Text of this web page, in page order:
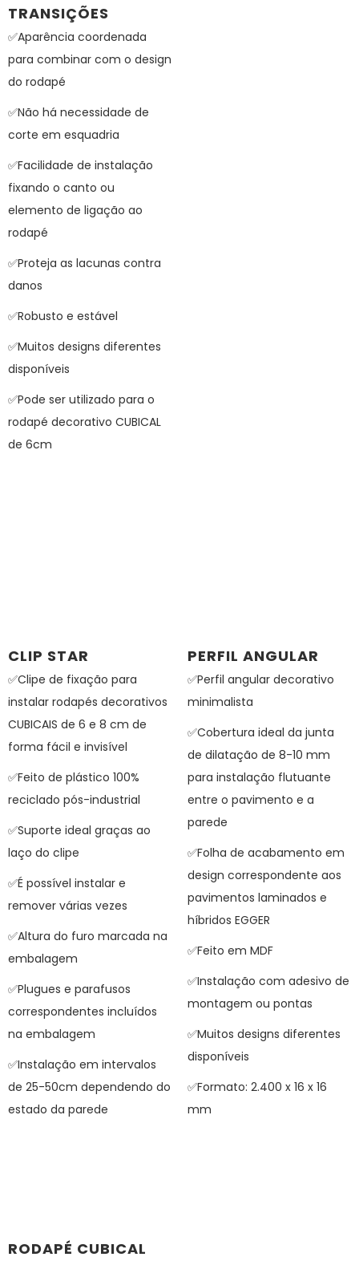
TRANSIÇÕES
✅Aparência coordenada
para combinar com o design
do rodapé
✅Não há necessidade de
corte em esquadria
✅Facilidade de instalação
fixando o canto ou
elemento de ligação ao
rodapé
✅Proteja as lacunas contra
danos
✅Robusto e estável
✅Muitos designs diferentes
disponíveis
✅Pode ser utilizado para o
rodapé decorativo CUBICAL
de 6cm
CLIP STAR
✅Clipe de fixação para
instalar rodapés decorativos
CUBICAIS de 6 e 8 cm de
forma fácil e invisível
✅Feito de plástico 100%
reciclado pós-industrial
✅Suporte ideal graças ao
laço do clipe
✅É possível instalar e
remover várias vezes
✅Altura do furo marcada na
embalagem
✅Plugues e parafusos
correspondentes incluídos
na embalagem
✅Instalação em intervalos
de 25-50cm dependendo do
estado da parede
PERFIL ANGULAR
✅Perfil angular decorativo
minimalista
✅Cobertura ideal da junta
de dilatação de 8-10 mm
para instalação flutuante
entre o pavimento e a
parede
✅Folha de acabamento em
design correspondente aos
pavimentos laminados e
híbridos EGGER
✅Feito em MDF
✅Instalação com adesivo de
montagem ou pontas
✅Muitos designs diferentes
disponíveis
✅Formato: 2.400 x 16 x 16
mm
RODAPÉ CUBICAL